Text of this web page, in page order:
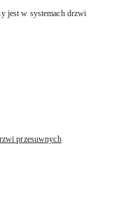
jest w systemach drzwi
przesuwnych